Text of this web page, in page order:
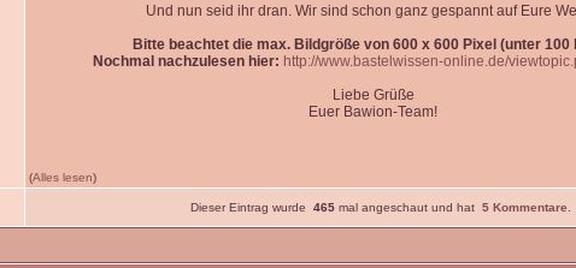
Und nun seid ihr dran. Wir sind schon ganz gespannt auf Eure
Bitte beachtet die max. Bildgröße von 600 x 600 Pixel (unter 100
Nochmal nachzulesen hier: http://www.bastelwissen-online.de/
Liebe Grüße
Euer Bawion-Team!
(Alles lesen)
Dieser Eintrag wurde 465mal angeschaut und hat 5 Kommentare